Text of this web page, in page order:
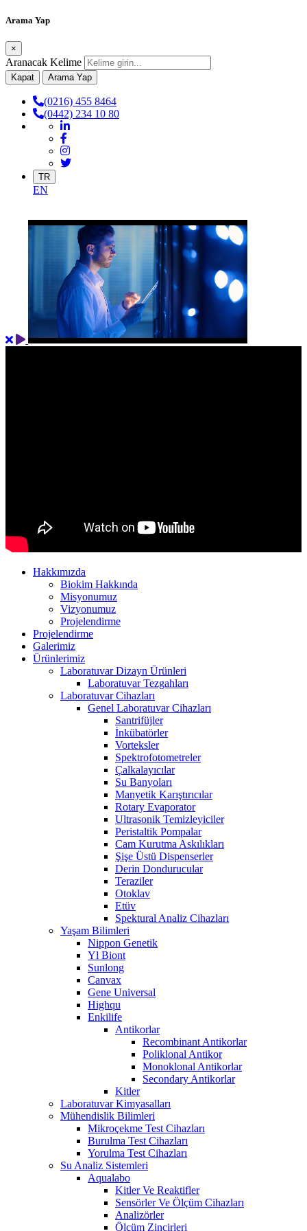
Arama Yap
×
Aranacak Kelime
Kapat Arama Yap
(0216) 455 8464
(0442) 234 10 80
TR
EN
Hakkımızda
Biokim Hakkında
Misyonumuz
Vizyonumuz
Projelendirme
Projelendirme
Galerimiz
Ürünlerimiz
Laboratuvar Dizayn Ürünleri
Laboratuvar Tezgahları
Laboratuvar Cihazları
Genel Laboratuvar Cihazları
Santrifüjler
İnkübatörler
Vorteksler
Spektrofotometreler
Çalkalayıcılar
Su Banyoları
Manyetik Karıştırıcılar
Rotary Evaporator
Ultrasonik Temizleyiciler
Peristaltik Pompalar
Cam Kurutma Askılıkları
Şişe Üstü Dispenserler
Derin Dondurucular
Teraziler
Otoklav
Etüv
Spektural Analiz Cihazları
Yaşam Bilimleri
Nippon Genetik
Yl Biont
Sunlong
Canvax
Gene Universal
Highqu
Enkilife
Antikorlar
Recombinant Antikorlar
Poliklonal Antikor
Monoklonal Antikorlar
Secondary Antikorlar
Kitler
Laboratuvar Kimyasalları
Mühendislik Bilimleri
Mikroçekme Test Cihazları
Burulma Test Cihazları
Yorulma Test Cihazları
Su Analiz Sistemleri
Aqualabo
Kitler Ve Reaktifler
Sensörler Ve Ölçüm Cihazları
Analizörler
Ölçüm Zincirleri